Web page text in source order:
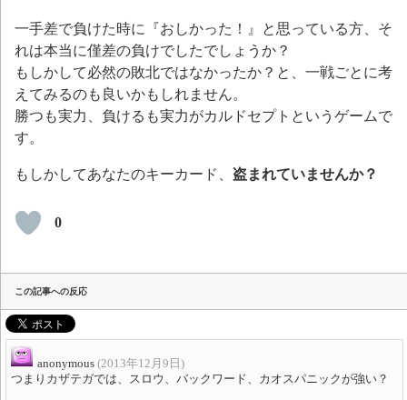
一手差で負けた時に『おしかった！』と思っている方、そ
れは本当に僅差の負けでしたでしょうか？
もしかして必然の敗北ではなかったか？と、一戦ごとに考
えてみるのも良いかもしれません。
勝つも実力、負けるも実力がカルドセプトというゲームで
す。
もしかしてあなたのキーカード、 盗まれていませんか？
0
この記事への反応
anonymous (2013年12月9日)
つまりカザテガでは、スロウ、バックワード、カオスパニックが強い？